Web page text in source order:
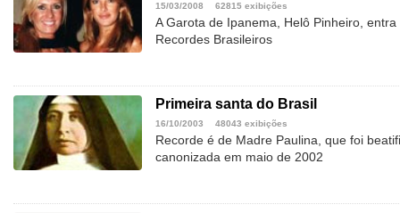
15/03/2008 62815 exibições
A Garota de Ipanema, Helô Pinheiro,
Recordes Brasileiros
Primeira santa do Brasil
16/10/2003 48043 exibições
Recorde é de Madre Paulina, que foi
canonizada em maio de 2002